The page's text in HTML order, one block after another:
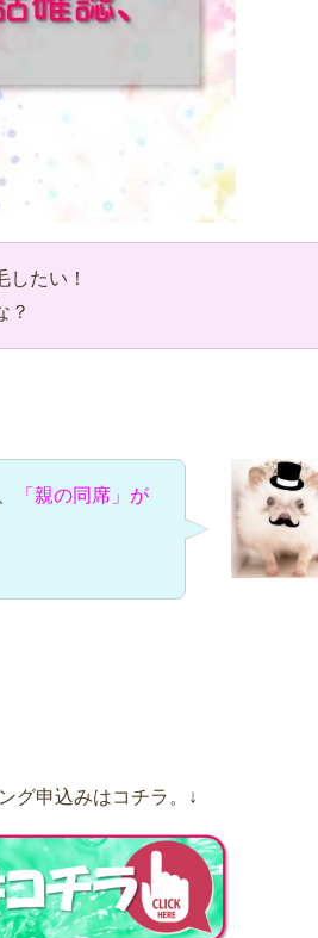
したい！
？
「親の同席」が
グ申込みはコチラ。↓